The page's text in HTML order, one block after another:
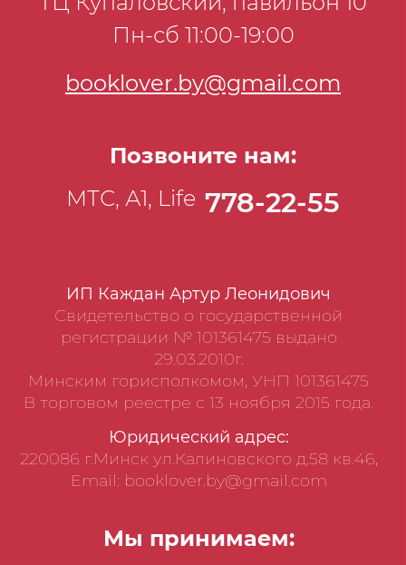
компьютера без посторонней помощи!
ИП Каждан Артур Леонидович
Свидетельство о государственной
регистрации № 101361475 выдано
29.03.2010г.
Минским горисполкомом, УНП 101361475
В торговом реестре с 13 ноября 2015 года.
Юридический адрес:
220086 г.Минск ул.Калиновского д.58 кв.46,
Email: booklover.by@gmail.com
Мы принимаем:
Пн-сб 11:00-19:00
booklover.by@gmail.com
Позвоните нам:
МТС, А1, Life 778-22-55